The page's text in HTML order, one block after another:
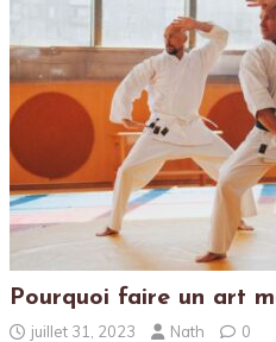
Pourquoi faire un art
juillet 31, 2023 Nath 0